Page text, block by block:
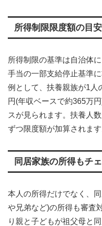
所得制限限度額の目安
所得制限の基準は自治体
手当の一部支給停止基準
例として、扶養親族が1人
円(年収ベースで約365万
スが見られます。扶養人
ずつ限度額が加算されます
同居家族の所得もチ
本人の所得だけでなく、
や兄弟など)の所得も審査
り親と子どもが祖父母と